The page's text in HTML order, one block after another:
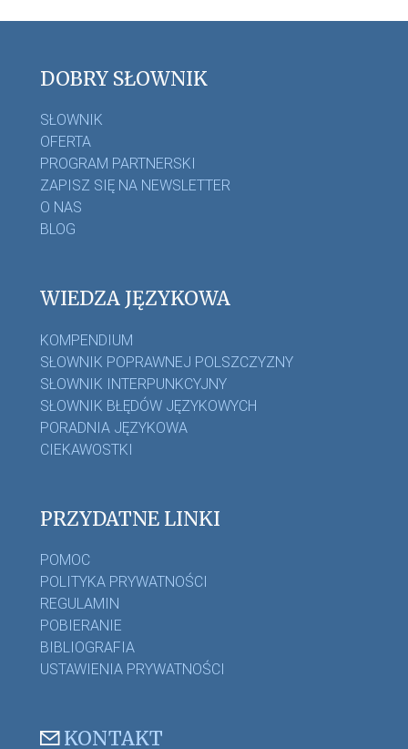
DOBRY SŁOWNIK
SŁOWNIK
OFERTA
PROGRAM PARTNERSKI
ZAPISZ SIĘ NA NEWSLETTER
O NAS
BLOG
WIEDZA JĘZYKOWA
KOMPENDIUM
SŁOWNIK POPRAWNEJ POLSZCZYZNY
SŁOWNIK INTERPUNKCYJNY
SŁOWNIK BŁĘDÓW JĘZYKOWYCH
PORADNIA JĘZYKOWA
CIEKAWOSTKI
PRZYDATNE LINKI
POMOC
POLITYKA PRYWATNOŚCI
REGULAMIN
POBIERANIE
BIBLIOGRAFIA
USTAWIENIA PRYWATNOŚCI
KONTAKT